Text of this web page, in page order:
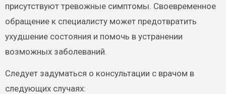
присутствуют тревожные симптомы. Своевременное
обращение к специалисту может предотвратить
ухудшение состояния и помочь в устранении
возможных заболеваний.
Следует задуматься о консультации с врачом в
следующих случаях: